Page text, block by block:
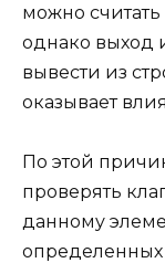
можно
однако выход
вывести из
оказывает
По этой
проверять
данному
определенных